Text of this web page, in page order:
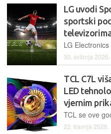
LG uvodi
sportski
30. svibnja 2026.
TCL C7L
LED
vjernim
22. travnja 2026.